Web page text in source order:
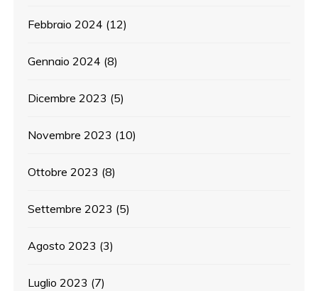
Febbraio 2024 (12)
Gennaio 2024 (8)
Dicembre 2023 (5)
Novembre 2023 (10)
Ottobre 2023 (8)
Settembre 2023 (5)
Agosto 2023 (3)
Luglio 2023 (7)